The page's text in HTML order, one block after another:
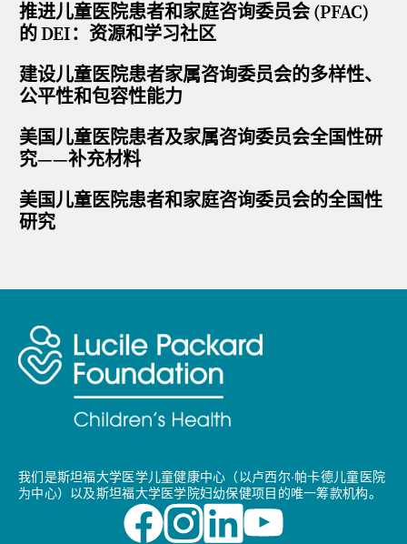
推进儿童医院患者和家庭咨询委员会 (PFAC)
的 DEI：资源和学习社区
建设儿童医院患者家属咨询委员会的多样性、
公平性和包容性能力
美国儿童医院患者及家属咨询委员会全国性研
究——补充材料
美国儿童医院患者和家庭咨询委员会的全国性
研究
我们是斯坦福大学医学儿童健康中心（以卢西尔·帕卡德儿童医院
为中心）以及斯坦福大学医学院妇幼保健项目的唯一筹款机构。